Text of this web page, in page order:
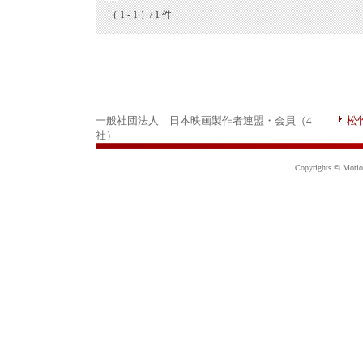
（ 1 - 1 ）/ 1 件
一般社団法人 日本映画製作者連盟・会員（4
社）
松
Copyrights ©